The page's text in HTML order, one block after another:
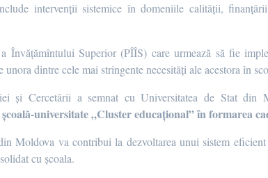
intervenții sistemice în domeniile calității,
Învățămîntului Superior (PÎÎS) care urmează să fie
dintre cele mai stringente necesități ale acestora în
și Cercetării a semnat cu Universitatea de Stat din
universitate „Cluster educațional” în formarea
Moldova va contribui la dezvoltarea unui sistem
cu școala.